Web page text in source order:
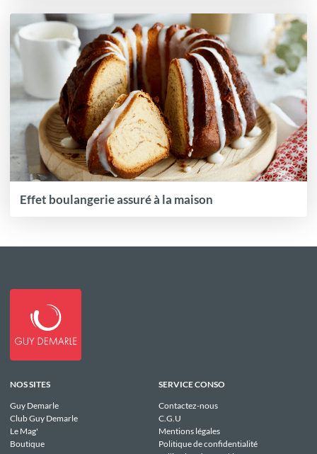
Effet boulangerie assuré à la maison
NOS SITES
Guy Demarle
Club Guy Demarle
Le Mag'
Boutique
SERVICE CONSO
Contactez-nous
C.G.U
Mentions légales
Politique de confidentialité